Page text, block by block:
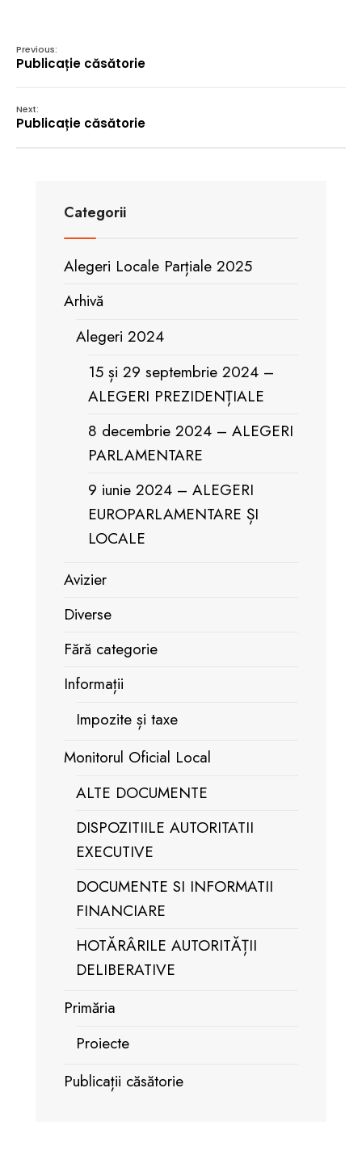
Previous:
Publicație căsătorie
Next:
Publicație căsătorie
Categorii
Alegeri Locale Parțiale 2025
Arhivă
Alegeri 2024
15 și 29 septembrie 2024 –
ALEGERI PREZIDENȚIALE
8 decembrie 2024 – ALEGERI
PARLAMENTARE
9 iunie 2024 – ALEGERI
EUROPARLAMENTARE ȘI
LOCALE
Avizier
Diverse
Fără categorie
Informații
Impozite și taxe
Monitorul Oficial Local
ALTE DOCUMENTE
DISPOZITIILE AUTORITATII
EXECUTIVE
DOCUMENTE SI INFORMATII
FINANCIARE
HOTĂRÂRILE AUTORITĂȚII
DELIBERATIVE
Primăria
Proiecte
Publicații căsătorie